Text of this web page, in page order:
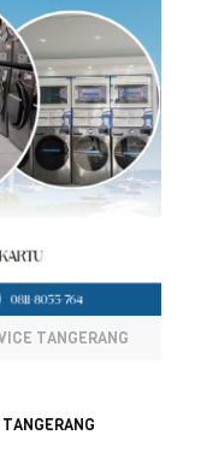
TANGERANG